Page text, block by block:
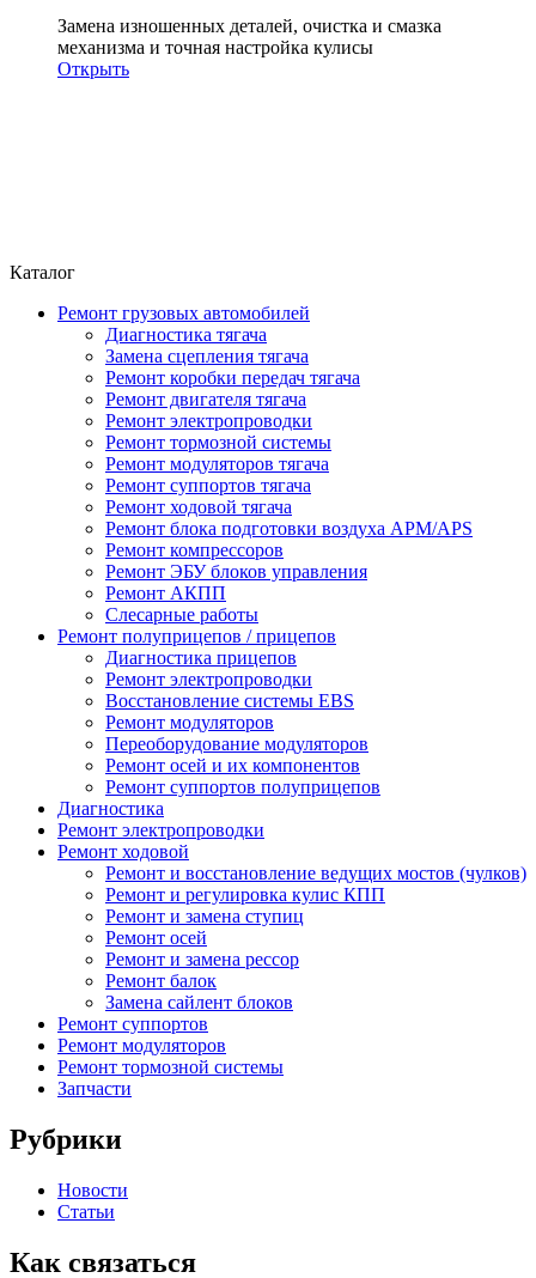
Замена изношенных деталей, очистка и смазка
механизма и точная настройка кулисы
Открыть
Каталог
Ремонт грузовых автомобилей
Диагностика тягача
Замена сцепления тягача
Ремонт коробки передач тягача
Ремонт двигателя тягача
Ремонт электропроводки
Ремонт тормозной системы
Ремонт модуляторов тягача
Ремонт суппортов тягача
Ремонт ходовой тягача
Ремонт блока подготовки воздуха APM/APS
Ремонт компрессоров
Ремонт ЭБУ блоков управления
Ремонт АКПП
Слесарные работы
Ремонт полуприцепов / прицепов
Диагностика прицепов
Ремонт электропроводки
Восстановление системы EBS
Ремонт модуляторов
Переоборудование модуляторов
Ремонт осей и их компонентов
Ремонт суппортов полуприцепов
Диагностика
Ремонт электропроводки
Ремонт ходовой
Ремонт и восстановление ведущих мостов (чулков)
Ремонт и регулировка кулис КПП
Ремонт и замена ступиц
Ремонт осей
Ремонт и замена рессор
Ремонт балок
Замена сайлент блоков
Ремонт суппортов
Ремонт модуляторов
Ремонт тормозной системы
Запчасти
Рубрики
Новости
Статьи
Как связаться